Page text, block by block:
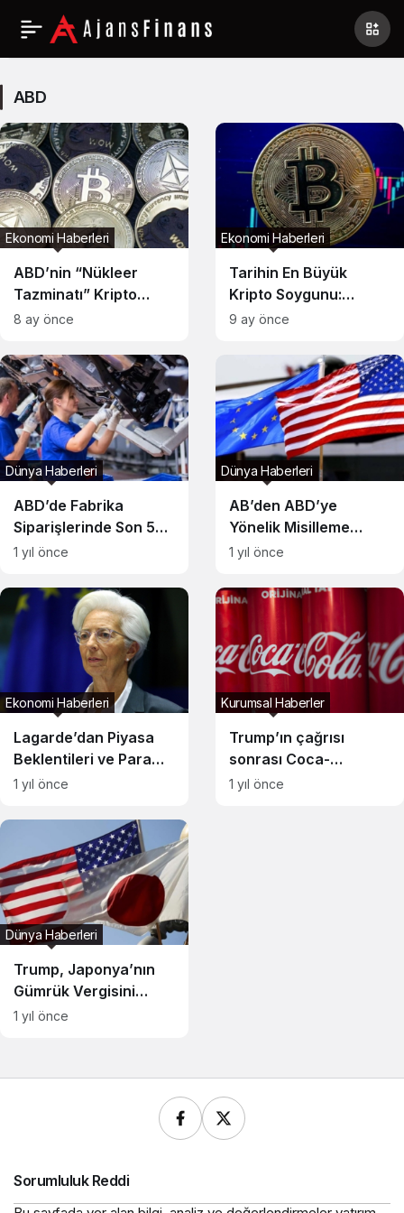
ABD
ABD
ABD’nin “Nükleer
Tazminatı” Kripto
Oldu: Marshall Adaları
Dağıtıyor
Ekonomi Haberleri
8 ay önce
Tarihin En Büyük
Kripto Soygunu:
Devlet Operasyonu
Ekonomi Haberleri
9 ay önce
ABD’de Fabrika
Siparişlerinde Son 5
Yılın En Büyük Düşüşü
Dünya Haberleri
1 yıl önce
AB’den ABD’ye
Yönelik Misilleme
Tarifelerine 6 Ay
Dünya Haberleri
1 yıl önce
Lagarde’dan Piyasa
Beklentileri ve Para
Politikası Açıklamaları
Ekonomi Haberleri
1 yıl önce
Trump’ın çağrısı
sonrası Coca-
Cola’dan yeni şeker
Kurumsal Haberler
1 yıl önce
Trump, Japonya’nın
Gümrük Vergisini
Yüzde 15 Olarak
Dünya Haberleri
1 yıl önce
Sorumluluk Reddi